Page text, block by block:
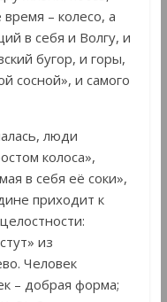
– колесо, а
в себя и Волгу, и
бугор, и горы,
сосной», и самого
люди
колоса»,
в себя её соки»,
приходит к
из
Человек
– добрая форма;